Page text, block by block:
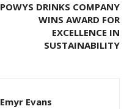
POWYS DRINKS COMPANY
WINS AWARD FOR
EXCELLENCE IN
SUSTAINABILITY
Emyr Evans